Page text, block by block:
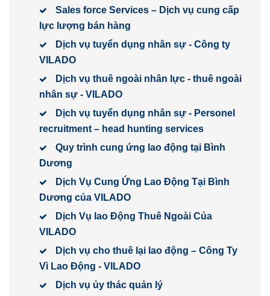
Sales force Services – Dịch vụ cung cấp
lực lượng bán hàng
Dịch vụ tuyển dụng nhân sự - Công ty
VILADO
Dịch vụ thuê ngoài nhân lực - thuê ngoài
nhân sự - VILADO
Dịch vụ tuyển dụng nhân sự - Personel
recruitment – head hunting services
Quy trình cung ứng lao động tại Bình
Dương
Dịch Vụ Cung Ứng Lao Động Tại Bình
Dương của VILADO
Dịch Vụ lao Động Thuê Ngoài Của
VILADO
Dịch vụ cho thuê lại lao động – Công Ty
Vì Lao Động - VILADO
Dịch vụ ủy thác quản lý